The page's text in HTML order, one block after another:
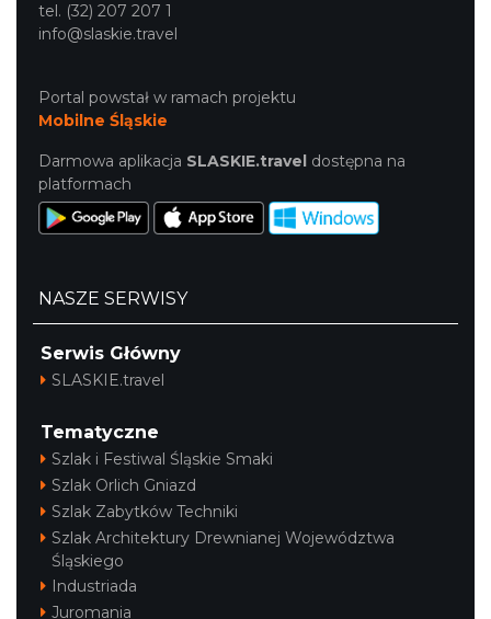
tel. (32) 207 207 1
info@slaskie.travel
Portal powstał w ramach projektu
Mobilne Śląskie
Darmowa aplikacja SLASKIE.travel dostępna na
platformach
NASZE SERWISY
Serwis Główny
SLASKIE.travel
Tematyczne
Szlak i Festiwal Śląskie Smaki
Szlak Orlich Gniazd
Szlak Zabytków Techniki
Szlak Architektury Drewnianej Województwa
Śląskiego
Industriada
Juromania